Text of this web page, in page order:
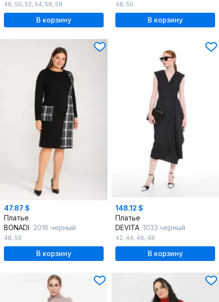
48, 50, 52, 54, 56, 58
В корзину
48, 50
В корзину
47.87 $
Платье
BONADI 2016 черный
48, 50
В корзину
148.12 $
Платье
DEVITA 1033 черный
42, 44, 46, 48
В корзину